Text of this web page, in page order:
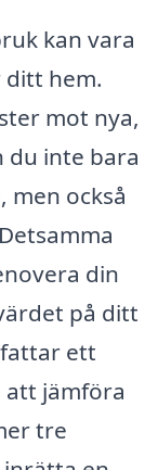
kan vara
hem.
mot nya,
du inte bara
också
din
på ditt
ett
att jämföra
tre